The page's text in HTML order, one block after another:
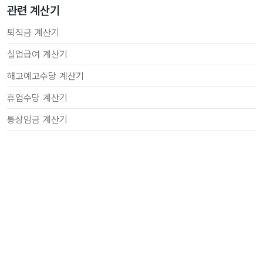
관련 계산기
퇴직금 계산기
실업급여 계산기
해고예고수당 계산기
휴업수당 계산기
통상임금 계산기